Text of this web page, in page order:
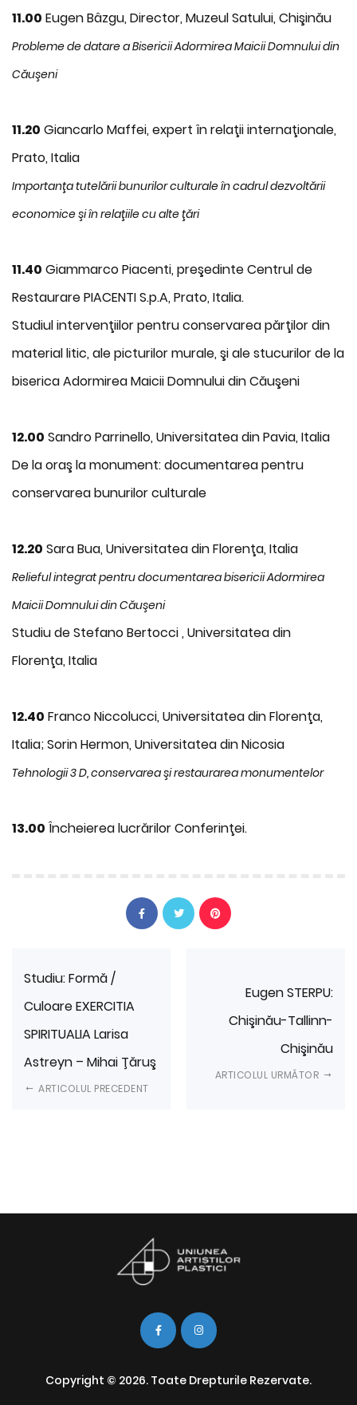
11.00 Eugen Bâzgu, Director, Muzeul Satului, Chişinău
Probleme de datare a Bisericii Adormirea Maicii Domnului din
Căuşeni
11.20 Giancarlo Maffei, expert în relaţii internaţionale,
Prato, Italia
Importanţa tutelării bunurilor culturale în cadrul dezvoltării
economice şi în relaţiile cu alte ţări
11.40 Giammarco Piacenti, preşedinte Centrul de
Restaurare PIACENTI S.p.A, Prato, Italia.
Studiul intervenţiilor pentru conservarea părţilor din
material litic, ale picturilor murale, şi ale stucurilor de la
biserica Adormirea Maicii Domnului din Căuşeni
12.00 Sandro Parrinello, Universitatea din Pavia, Italia
De la oraş la monument: documentarea pentru
conservarea bunurilor culturale
12.20 Sara Bua, Universitatea din Florenţa, Italia
Relieful integrat pentru documentarea bisericii Adormirea
Maicii Domnului din Căuşeni
Studiu de Stefano Bertocci , Universitatea din
Florenţa, Italia
12.40 Franco Niccolucci, Universitatea din Florenţa,
Italia; Sorin Hermon, Universitatea din Nicosia
Tehnologii 3 D, conservarea şi restaurarea monumentelor
13.00 Încheierea lucrărilor Conferinţei.
Studiu: Formă /
Culoare EXERCITIA
SPIRITUALIA Larisa
Astreyn – Mihai Ţăruş
ARTICOLUL PRECEDENT
Eugen STERPU:
Chişinău-Tallinn-
Chişinău
ARTICOLUL URMĂTOR
Copyright © 2026. Toate Drepturile Rezervate.